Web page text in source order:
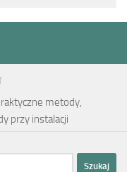
metody,
przy instalacji